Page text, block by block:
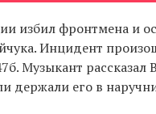
избил фронтмена и
Инцидент
Музыкант рассказал
держали его в